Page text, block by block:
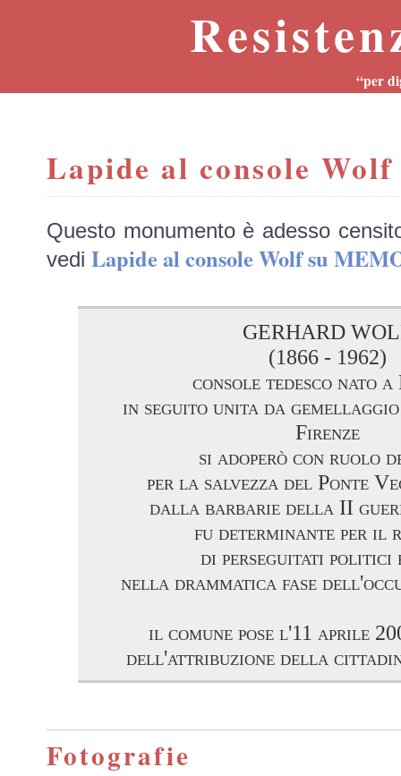
“per
Lapide al console Wolf
Questo monumento è adesso
vedi Lapide al console Wolf su
GERHARD
(1866 - 1962)
console tedesco nato a
in seguito unita da
Firenze
si adoperò con ruolo
per la salvezza del Ponte
dalla barbarie della II
fu determinante per il
di perseguitati politici
nella drammatica fase
il comune pose l'11 aprile
dell'attribuzione della
Fotografie